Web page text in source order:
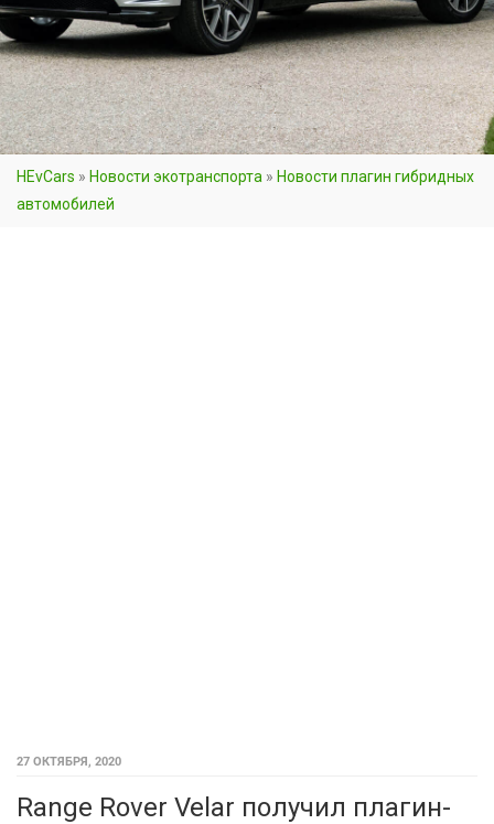
HEvCars » Новости экотранспорта » Новости плагин гибридных
автомобилей
27 ОКТЯБРЯ, 2020
Range Rover Velar получил плагин-